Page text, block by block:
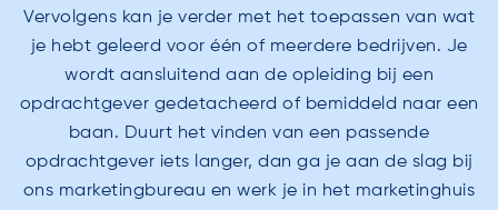
Vervolgens kan je verder met het toepassen van wat
je hebt geleerd voor één of meerdere bedrijven. Je
wordt aansluitend aan de opleiding bij een
opdrachtgever gedetacheerd of bemiddeld naar een
baan. Duurt het vinden van een passende
opdrachtgever iets langer, dan ga je aan de slag bij
ons marketingbureau en werk je in het marketinghuis